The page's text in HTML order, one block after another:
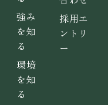
強み
を知
る
環境
を知
る
採用エ
ントリ
ー